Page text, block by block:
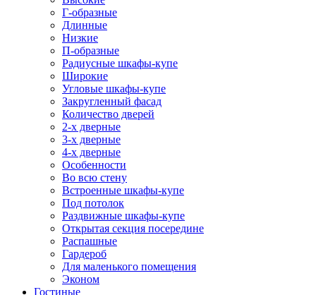
Г-образные
Длинные
Низкие
П-образные
Радиусные шкафы-купе
Широкие
Угловые шкафы-купе
Закругленный фасад
Количество дверей
2-х дверные
3-х дверные
4-х дверные
Особенности
Во всю стену
Встроенные шкафы-купе
Под потолок
Раздвижные шкафы-купе
Открытая секция посередине
Распашные
Гардероб
Для маленького помещения
Эконом
Гостиные